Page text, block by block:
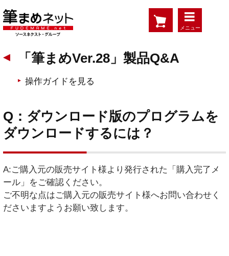
メニュー
「筆まめVer.28」製品Q&A
操作ガイドを見る
Q：ダウンロード版のプログラムを
ダウンロードするには？
A:ご購入元の販売サイト様より発行された「購入完了メ
ール」をご確認ください。
ご不明な点はご購入元の販売サイト様へお問い合わせく
ださいますようお願い致します。